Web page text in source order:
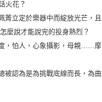
火花？
菁立定於樂器中而綻放光芒，且
麼說才能說完的投身熱烈？
，怕人，心象攝影，母親……摩
被認為是為挑戰底線而長，為曲